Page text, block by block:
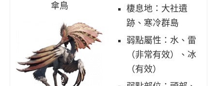
傘鳥
棲息地：大社遺
跡、寒冷群島
弱點屬性：水、雷
（非常有效）、冰
（有效）